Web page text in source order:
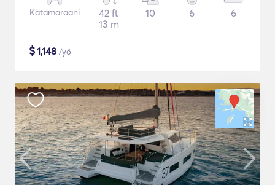
Katamaraani
42 ft
13 m
10 6 6
$1,148 /yö